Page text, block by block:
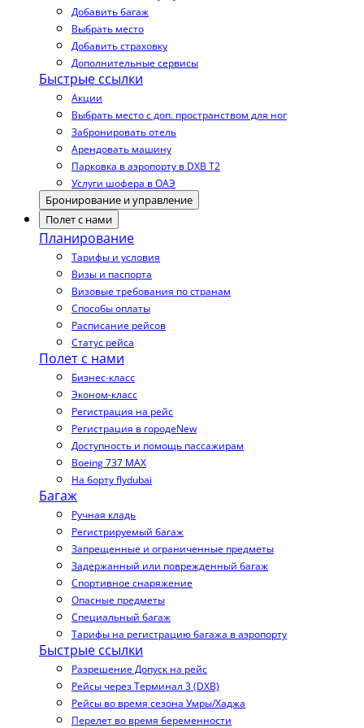
Добавить багаж
Выбрать место
Добавить страховку
Дополнительные сервисы
Быстрые ссылки
Акции
Выбрать место с доп. пространством для ног
Забронировать отель
Арендовать машину
Парковка в аэропорту в DXB T2
Услуги шофера в ОАЭ
Бронирование и управление
Полет с нами
Планирование
Тарифы и условия
Визы и паспорта
Визовые требования по странам
Способы оплаты
Расписание рейсов
Статус рейса
Полет с нами
Бизнес-класс
Эконом-класс
Регистрация на рейс
Регистрация в городеNew
Доступность и помощь пассажирам
Boeing 737 MAX
На борту flydubai
Багаж
Ручная кладь
Регистрируемый багаж
Запрещенные и ограниченные предметы
Задержанный или поврежденный багаж
Спортивное снаряжение
Опасные предметы
Специальный багаж
Тарифы на регистрацию багажа в аэропорту
Быстрые ссылки
Разрешение Допуск на рейс
Рейсы через Терминал 3 (DXB)
Рейсы во время сезона Умры/Хаджа
Перелет во время беременности